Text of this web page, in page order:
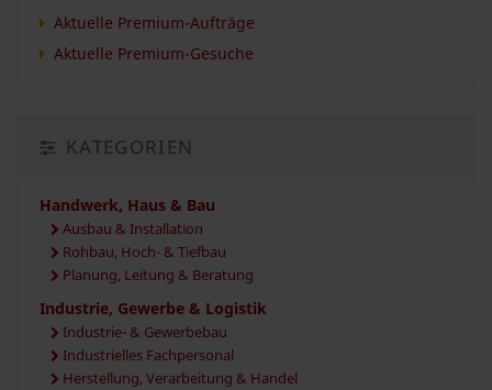
Aktuelle Premium-Aufträge
Aktuelle Premium-Gesuche
KATEGORIEN
Handwerk, Haus & Bau
Ausbau & Installation
Rohbau, Hoch- & Tiefbau
Planung, Leitung & Beratung
Industrie, Gewerbe & Logistik
Industrie- & Gewerbebau
Industrielles Fachpersonal
Herstellung, Verarbeitung & Handel